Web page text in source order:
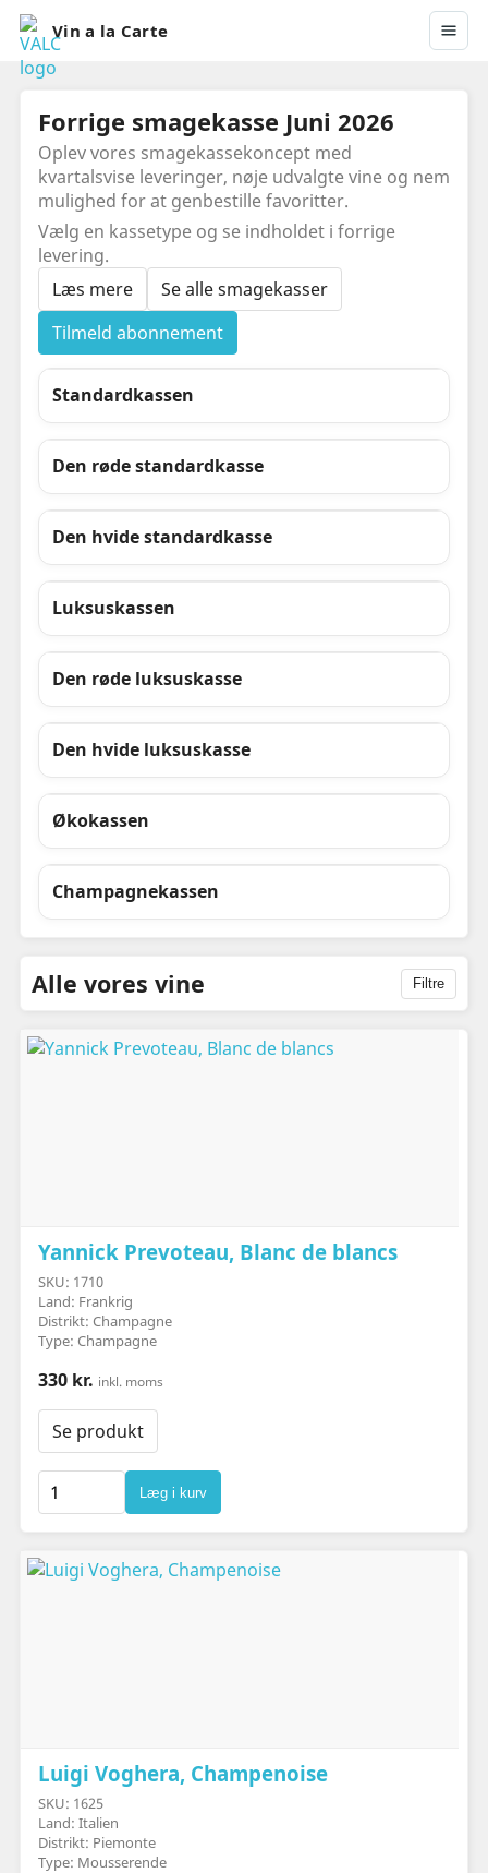
Vin a la Carte
Forrige smagekasse Juni 2026
Oplev vores smagekassekoncept med
kvartalsvise leveringer, nøje udvalgte vine og nem
mulighed for at genbestille favoritter.
Vælg en kassetype og se indholdet i forrige
levering.
Læs mere
Se alle smagekasser
Tilmeld abonnement
Standardkassen
Den røde standardkasse
Den hvide standardkasse
Luksuskassen
Den røde luksuskasse
Den hvide luksuskasse
Økokassen
Champagnekassen
Alle vores vine Filtre
Yannick Prevoteau, Blanc de blancs
SKU: 1710
Land: Frankrig
Distrikt: Champagne
Type: Champagne
330 kr. inkl. moms
Se produkt
Læg i kurv
Luigi Voghera, Champenoise
SKU: 1625
Land: Italien
Distrikt: Piemonte
Type: Mousserende